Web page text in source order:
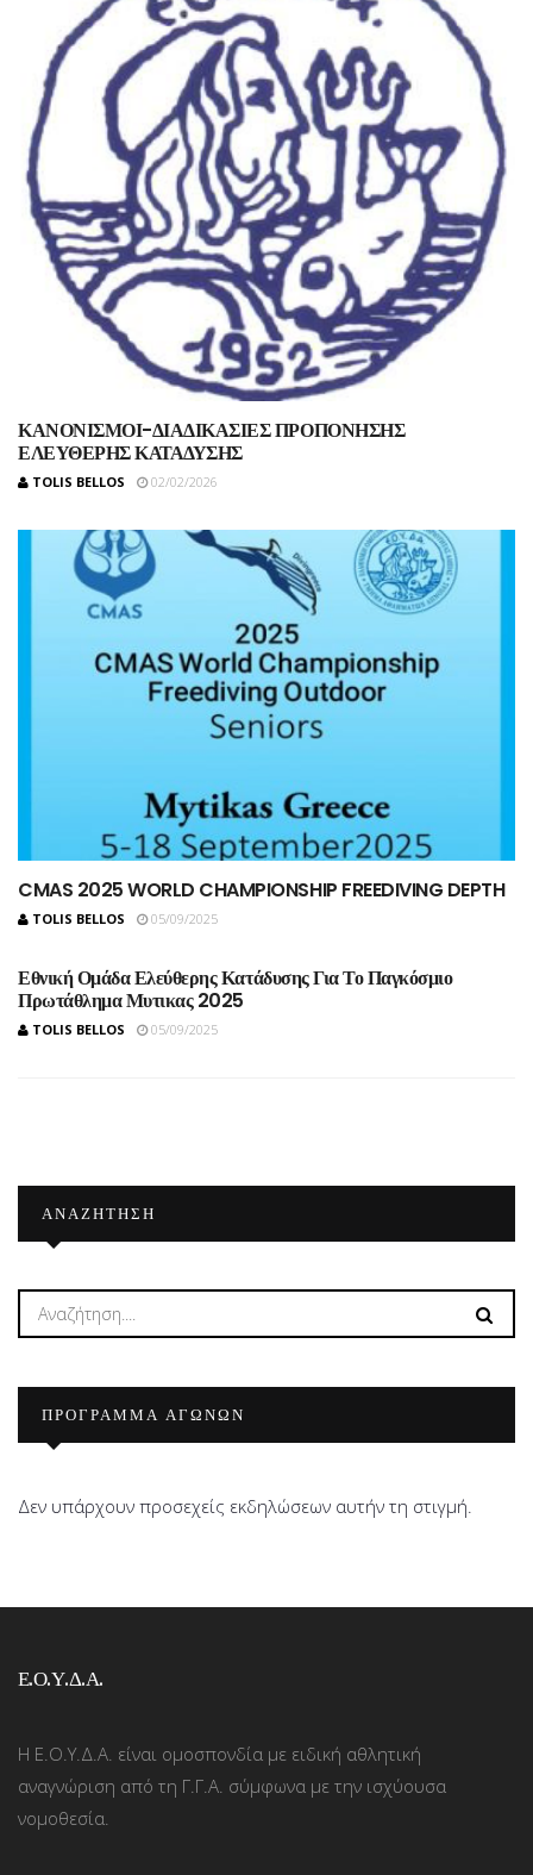
ΚΑΝΟΝΙΣΜΟΙ-ΔΙΑΔΙΚΑΣΙΕΣ ΠΡΟΠΟΝΗΣΗΣ
ΕΛΕΥΘΕΡΗΣ ΚΑΤΑΔΥΣΗΣ
TOLIS BELLOS 02/02/2026
CMAS 2025 WORLD CHAMPIONSHIP FREEDIVING DEPTH
TOLIS BELLOS 05/09/2025
Εθνική Ομάδα Ελεύθερης Κατάδυσης Για Το Παγκόσμιο
Πρωτάθλημα Μυτικας 2025
TOLIS BELLOS 05/09/2025
ΑΝΑΖΉΤΗΣΗ
ΠΡΟΓΡΑΜΜΑ ΑΓΩΝΩΝ
Δεν υπάρχουν προσεχείς εκδηλώσεων αυτήν τη στιγμή.
Ε.Ο.Υ.Δ.Α.
Η Ε.Ο.Υ.Δ.Α. είναι ομοσπονδία με ειδική αθλητική
αναγνώριση από τη Γ.Γ.Α. σύμφωνα με την ισχύουσα
νομοθεσία.